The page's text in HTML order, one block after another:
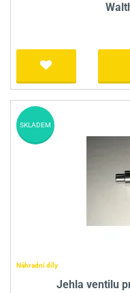
Náhradní díly
Jehla ventilu
SKLADEM